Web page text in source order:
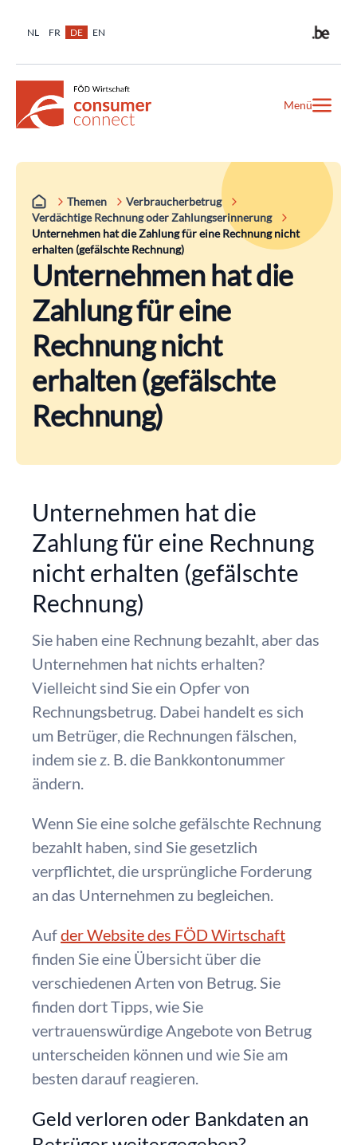
NL FR DE EN
Menü
Themen
Verbraucherbetrug
Verdächtige Rechnung oder Zahlungserinnerung
Unternehmen hat die Zahlung für eine Rechnung nicht
erhalten (gefälschte Rechnung)
Unternehmen hat die
Zahlung für eine
Rechnung nicht
erhalten (gefälschte
Rechnung)
Unternehmen hat die
Zahlung für eine Rechnung
nicht erhalten (gefälschte
Rechnung)
Sie haben eine Rechnung bezahlt, aber das
Unternehmen hat nichts erhalten?
Vielleicht sind Sie ein Opfer von
Rechnungsbetrug. Dabei handelt es sich
um Betrüger, die Rechnungen fälschen,
indem sie z. B. die Bankkontonummer
ändern.
Wenn Sie eine solche gefälschte Rechnung
bezahlt haben, sind Sie gesetzlich
verpflichtet, die ursprüngliche Forderung
an das Unternehmen zu begleichen.
Aufder Website des FÖD Wirtschaft
finden Sie eine Übersicht über die
verschiedenen Arten von Betrug. Sie
finden dort Tipps, wie Sie
vertrauenswürdige Angebote von Betrug
unterscheiden können und wie Sie am
besten darauf reagieren.
Geld verloren oder Bankdaten an